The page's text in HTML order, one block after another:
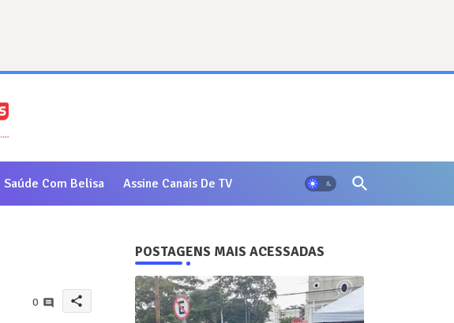
Saúde Com Belisa Assine Canais De TV
0 share
POSTAGENS MAIS ACESSADAS